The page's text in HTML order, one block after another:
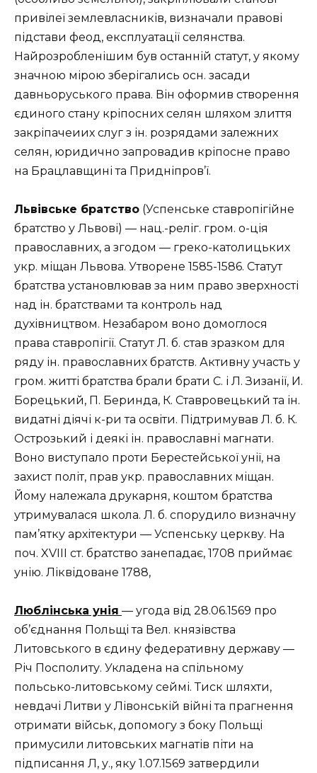
привілеї землевласників, визначали правові
підстави феод, експлуатації селянства.
Найрозробленішим був останній статут, у якому
значною мірою зберігались осн. засади
давньоруського права. Він оформив створення
єдиного стану кріпосних селян шляхом злиття
закріпачеиих слуг з ін. розрядами залежних
селян, юридично запровадив кріпосне право
на Брацлавщині та Придніпров’ї.
Львівське братство (Успенське ставропігійне
братство у Львові) — нац.-реліг. гром. о-ція
православних, а згодом — греко-католицьких
укр. міщан Львова. Утворене 1585-1586. Статут
братства установлював за ним право зверхності
над ін. братствами та контроль над
духівництвом. Незабаром воно домоглося
права ставропігії. Статут Л. б. став зразком для
ряду ін. православних братств. Активну участь у
гром. житті братства брали брати С. і Л. Зизанії, И.
Борецький, П. Беринда, К. Ставровецький та ін.
видатні діячі к-ри та освіти. Підтримував Л. б. К.
Острозький і деякі ін. православні магнати.
Воно виступало проти Берестейської унії, на
захист політ, прав укр. православних міщан.
Йому належала друкарня, коштом братства
утримувалася школа. Л. б. спорудило визначну
пам’ятку архітектури — Успенську церкву. На
поч. XVIII ст. братство занепадає, 1708 приймає
унію. Ліквідоване 1788,
Люблінська унія — угода від 28.06.1569 про
об’єднання Польщі та Вел. князівства
Литовського в єдину федеративну державу —
Річ Посполиту. Укладена на спільному
польсько-литовському сеймі. Тиск шляхти,
невдачі Литви у Лівонській війні та прагнення
отримати військ, допомогу з боку Польщі
примусили литовських магнатів піти на
підписання Л, у., яку 1.07.1569 затвердили